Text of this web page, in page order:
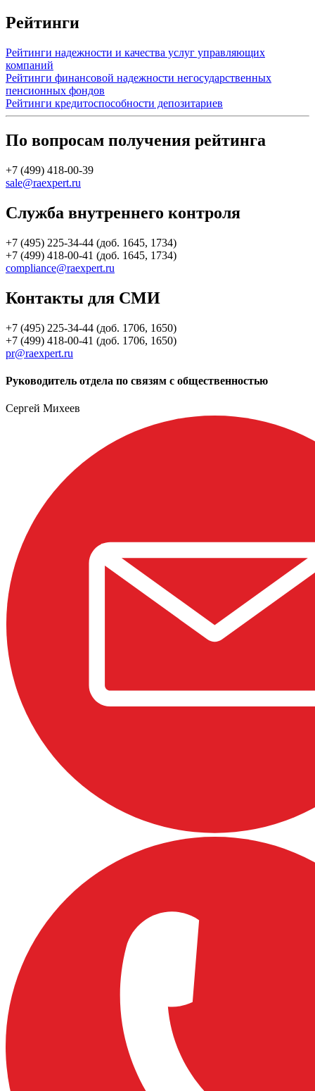
Рейтинги
Рейтинги надежности и качества услуг управляющих
компаний
Рейтинги финансовой надежности негосударственных
пенсионных фондов
Рейтинги кредитоспособности депозитариев
По вопросам получения рейтинга
+7 (499) 418-00-39
sale@raexpert.ru
Служба внутреннего контроля
+7 (495) 225-34-44 (доб. 1645, 1734)
+7 (499) 418-00-41 (доб. 1645, 1734)
compliance@raexpert.ru
Контакты для СМИ
+7 (495) 225-34-44 (доб. 1706, 1650)
+7 (499) 418-00-41 (доб. 1706, 1650)
pr@raexpert.ru
Руководитель отдела по связям с общественностью
Сергей Михеев